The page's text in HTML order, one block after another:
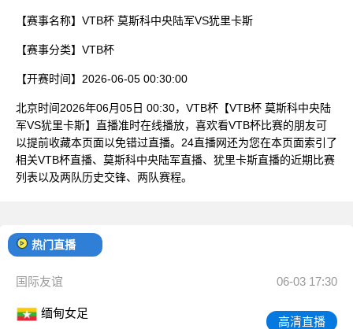
【赛事名称】 VTB杯 莫斯科中央陆军VS犹里卡斯
【赛事分类】 VTB杯
【开赛时间】 2026-06-05 00:30:00
北京时间2026年06月05日 00:30，VTB杯【VTB杯 莫斯科中央陆
军VS犹里卡斯】直播准时在线播放，喜欢看VTB杯比赛的朋友可
以提前收藏本页面以免错过直播。24直播网还为您在本页面索引了
相关VTB杯直播、莫斯科中央陆军直播、犹里卡斯直播的近期比赛
列表以及两队历史交锋、两队赛程。
热门直播
国际友谊 06-03 17:30
缅甸女足
高清直播